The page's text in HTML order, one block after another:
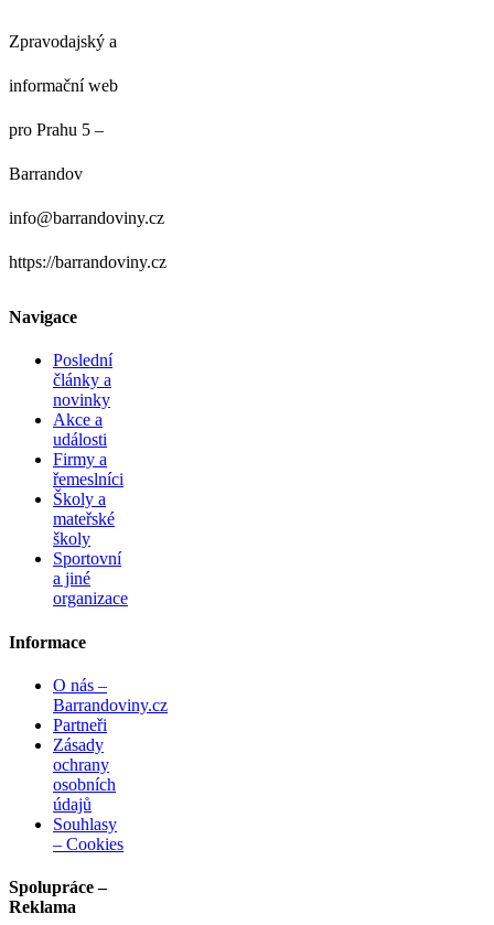
Zpravodajský a
informační web
pro Prahu 5 –
Barrandov
info@barrandoviny.cz
https://barrandoviny.cz
Navigace
Poslední
články a
novinky
Akce a
události
Firmy a
řemeslníci
Školy a
mateřské
školy
Sportovní
a jiné
organizace
Informace
O nás –
Barrandoviny.cz
Partneři
Zásady
ochrany
osobních
údajů
Souhlasy
– Cookies
Spolupráce –
Reklama